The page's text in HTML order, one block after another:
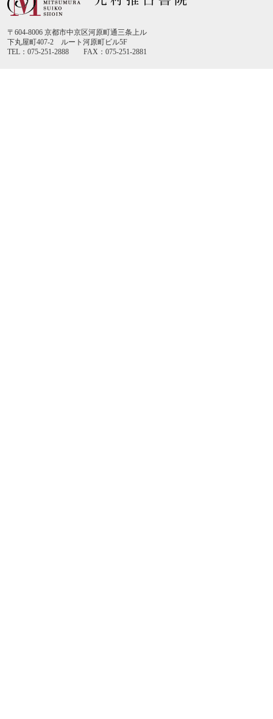
〒604-8006 京都市中京区河原町通三条上ル
下丸屋町407-2 ルート河原町ビル5F
TEL：075-251-2888 FAX：075-251-2881